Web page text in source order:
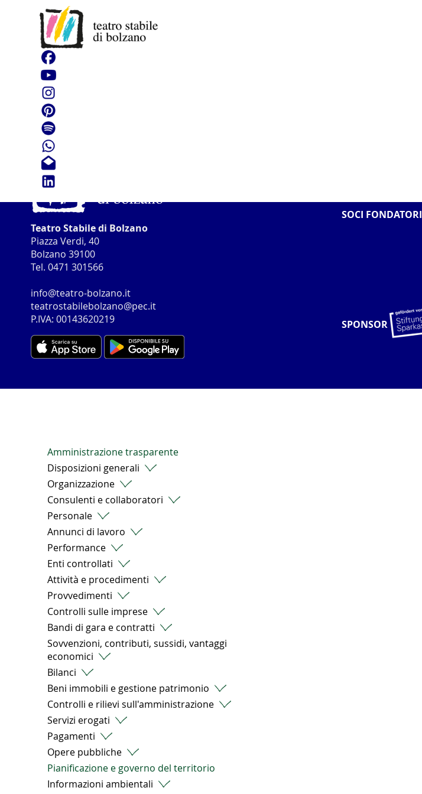
Amministrazione trasparente
Disposizioni generali
Organizzazione
Consulenti e collaboratori
Personale
Annunci di lavoro
Performance
Enti controllati
Attività e procedimenti
Provvedimenti
Controlli sulle imprese
Bandi di gara e contratti
Sovvenzioni, contributi, sussidi, vantaggi
economici
Bilanci
Beni immobili e gestione patrimonio
Controlli e rilievi sull'amministrazione
Servizi erogati
Pagamenti
Opere pubbliche
Pianificazione e governo del territorio
Informazioni ambientali
Teatro Stabile di Bolzano
Piazza Verdi, 40
Bolzano 39100
Tel. 0471 301566
info@teatro-bolzano.it
teatrostabilebolzano@pec.it
P.IVA: 00143620219
SOCI FONDATORI
SPONSOR